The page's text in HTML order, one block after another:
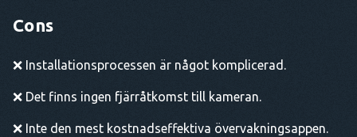
Cons
❌ Installationsprocessen är något komplicerad.
❌ Det finns ingen fjärråtkomst till kameran.
❌ Inte den mest kostnadseffektiva övervakningsappen.